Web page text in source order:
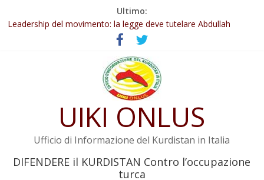
Ultimo:
Abdullah Öcalan: Le legge negativa deve essere trasformata in
legge positiva
Leadership del movimento: la legge deve tutelare Abdullah
Commissione donne del KNK: Şengal è di nuovo sotto minaccia
Non tenere conto della situazione di Rêber Apo ostacolerebbe
Il KNK chiede un’azione internazionale contro i crimini di guerra
UIKI ONLUS
Ufficio di Informazione del Kurdistan in Italia
DIFENDERE il KURDISTAN Contro l’occupazione
turca